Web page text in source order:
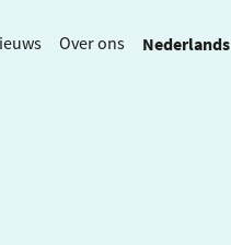
Over ons Nederlands